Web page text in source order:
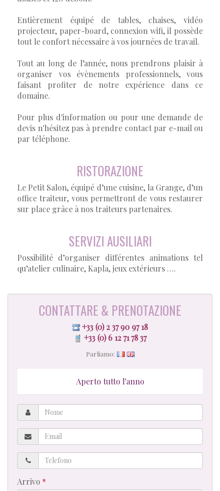
Entièrement équipé de tables, chaises, vidéo
projecteur, paper-board, connexion wifi, il possède
tout le confort nécessaire à vos journées de travail.
Tout au long de l’année, nous prendrons plaisir à
organiser vos évènements professionnels, vous
faisant profiter de notre expérience dans ce
domaine.
Pour plus d'information ou pour une demande de
devis n'hésitez pas à prendre contact par e-mail ou
par téléphone.
RISTORAZIONE
Le Petit Salon, équipé d’une cuisine, la Grange, d’un
office traiteur, vous permettront de vous restaurer
sur place grâce à nos traiteurs partenaires.
SERVIZI AUSILIARI
Possibilité d’organiser différentes animations tel
qu’atelier culinaire, Kapla, jeux extérieurs ….
CONTATTARE & PRENOTAZIONE
+33 (0) 2 37 90 97 18
+33 (0) 6 12 71 78 37
Parliamo:
Aperto tutto l'anno
Nome
Email
Telefono
Arrivo